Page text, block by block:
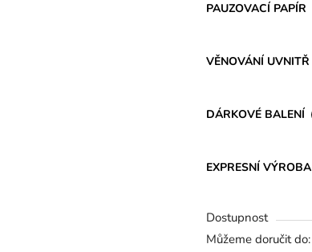
PAUZOVACÍ PAPÍR
VĚNOVÁNÍ UVNITŘ
DÁRKOVÉ BALENÍ
EXPRESNÍ VÝROBA
Dostupnost
Můžeme doručit do: